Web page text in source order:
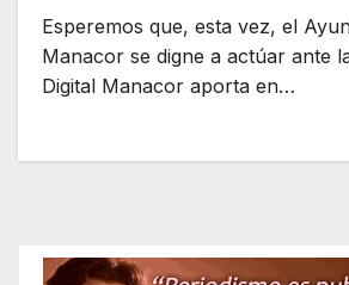
Esperemos que, esta vez, el
Manacor se digne a actúar ante
Digital Manacor aporta en…